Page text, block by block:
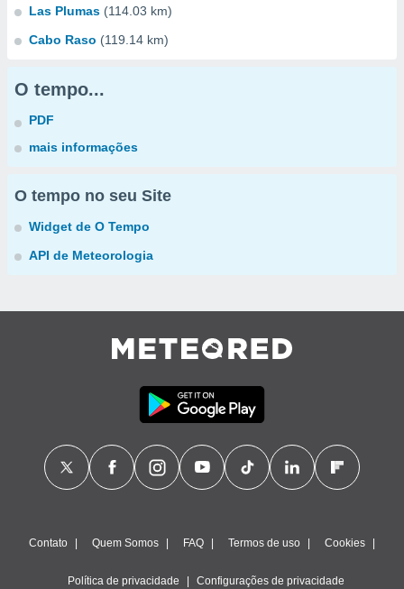
Las Plumas (114.03 km)
Cabo Raso (119.14 km)
O tempo...
PDF
mais informações
O tempo no seu Site
Widget de O Tempo
API de Meteorologia
Contato Quem Somos FAQ Termos de uso Cookies
Política de privacidade Configurações de privacidade